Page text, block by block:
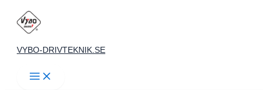
Hoppa
innehåll
VYBO-DRIVTEKNIK.SE